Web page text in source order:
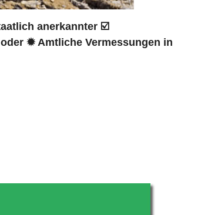
anerkannter ☑️
✹ Amtliche Vermessungen in